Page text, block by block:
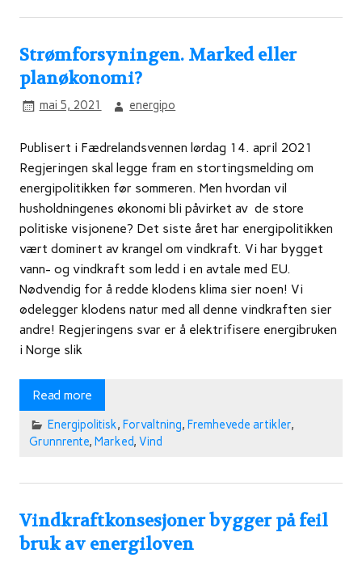
Strømforsyningen. Marked eller
planøkonomi?
mai 5, 2021 energipo
Publisert i Fædrelandsvennen lørdag 14. april 2021
Regjeringen skal legge fram en stortingsmelding om
energipolitikken før sommeren. Men hvordan vil
husholdningenes økonomi bli påvirket av de store
politiske visjonene? Det siste året har energipolitikken
vært dominert av krangel om vindkraft. Vi har bygget
vann- og vindkraft som ledd i en avtale med EU.
Nødvendig for å redde klodens klima sier noen! Vi
ødelegger klodens natur med all denne vindkraften sier
andre! Regjeringens svar er å elektrifisere energibruken
i Norge slik
Read more
Energipolitisk, Forvaltning, Fremhevede artikler,
Grunnrente, Marked, Vind
Vindkraftkonsesjoner bygger på feil
bruk av energiloven